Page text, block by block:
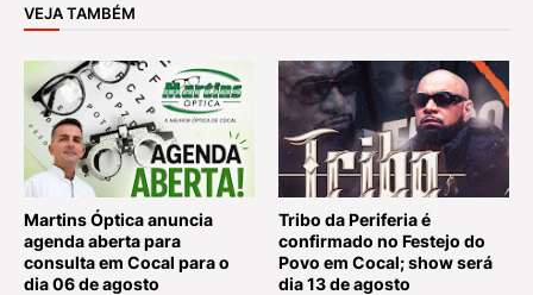
VEJA TAMBÉM
Martins Óptica anuncia
agenda aberta para
consulta em Cocal para o
dia 06 de agosto
Tribo da Periferia é
confirmado no Festejo do
Povo em Cocal; show será
dia 13 de agosto